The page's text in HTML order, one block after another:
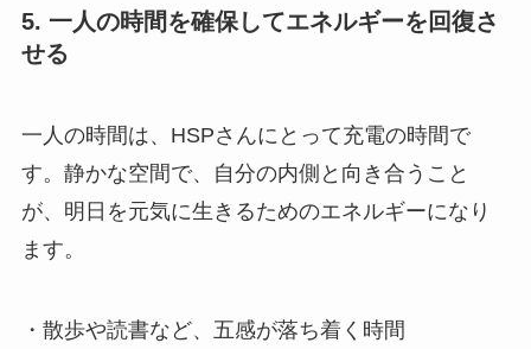
5. 一人の時間を確保してエネルギーを回復さ
せる
一人の時間は、HSPさんにとって充電の時間で
す。静かな空間で、自分の内側と向き合うこと
が、明日を元気に生きるためのエネルギーになり
ます。
・散歩や読書など、五感が落ち着く時間